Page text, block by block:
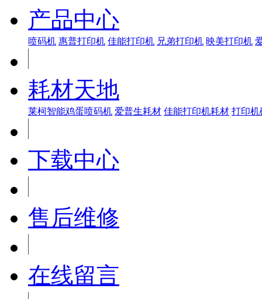
产品中心
喷码机 惠普打印机 佳能打印机 兄弟打印机 映美打印机
耗材天地
莱柯智能鸡蛋喷码机 爱普生耗材 佳能打印机耗材 打印机
下载中心
售后维修
在线留言